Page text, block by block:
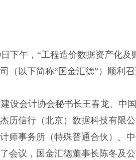
下午，“工程造价数据资产化及
（以下简称“国金汇德”）顺利召
设会计协会秘书长王春龙、中
历信行（北京）数据科技有限
师事务所（特殊普通合伙）、
会议，国金汇德董事长陈冬及